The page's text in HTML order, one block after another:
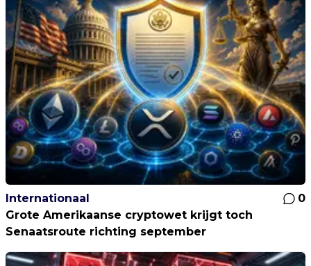
Internationaal
0
Grote Amerikaanse cryptowet krijgt toch
Senaatsroute richting september